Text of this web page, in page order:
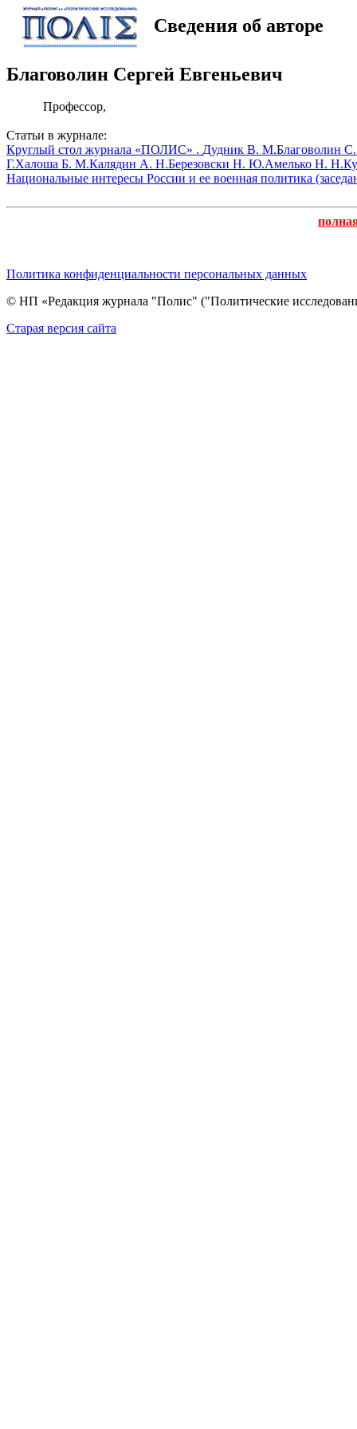
Сведения об авторе
Благоволин Сергей Евгеньевич
Профессор,
Статьи в журнале:
Круглый стол журнала «ПОЛИС» . Дудник В. М.Благоволин
Г.Халоша Б. М.Калядин А. Н.Березовски Н. Ю.Амелько Н. Н.
Национальные интересы России и ее военная политика
Политика конфиденциальности персональных данных
© НП «Редакция журнала "Полис" ("Политические
Cтарая версия сайта